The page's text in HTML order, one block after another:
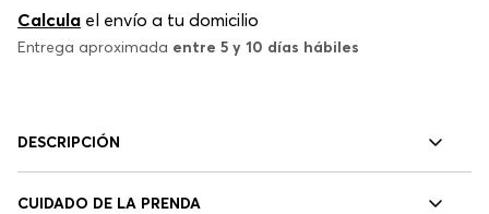
Calcula el envío a tu domicilio
Entrega aproximada entre 5 y 10 días hábiles
DESCRIPCIÓN
CUIDADO DE LA PRENDA